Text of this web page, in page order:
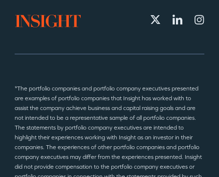
*The portfolio companies and portfolio company executives presented
are examples of portfolio companies that Insight has worked with to
assist the company achieve business and capital raising goals and are
not intended to be a representative sample of all portfolio companies.
The statements by portfolio company executives are intended to
highlight their experiences working with Insight as an investor in their
companies. The experiences of other portfolio companies and portfolio
company executives may differ from the experiences presented. Insight
did not provide compensation to the portfolio company executives or